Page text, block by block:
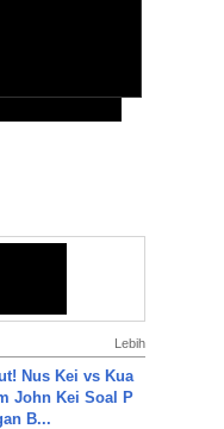
Lebih
Nus Kei vs Kua
John Kei Soal P
B...